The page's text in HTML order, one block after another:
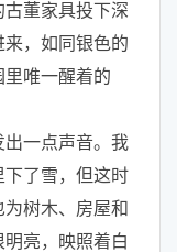
董家具投下深
，如同银色的
唯一醒着的
一点声音。我
下了雪，但这时
树木、房屋和
亮，映照着白